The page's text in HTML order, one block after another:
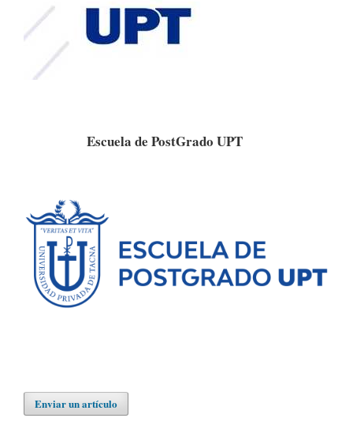
Escuela de PostGrado UPT
Enviar un artículo